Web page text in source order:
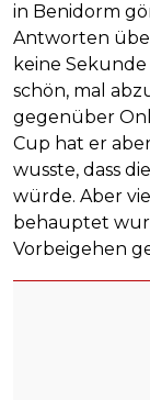
in Benidorm
Antworten
keine
schön, mal
gegenüber
Cup hat er
wusste, dass
würde. Aber
behauptet
Vorbeigehen